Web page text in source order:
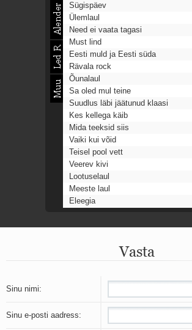
Sügispäev
Ülemlaul
Need ei vaata tagasi
Must lind
Eesti muld ja Eesti süda
Rävala rock
Õunalaul
Sa oled mul teine
Suudlus läbi jäätunud klaasi
Kes kellega käib
Mida teeksid siis
Vaiki kui võid
Teisel pool vett
Veerev kivi
Lootuselaul
Meeste laul
Eleegia
Ahtumine
Mu isamaa on minu arm
Ih-ih-hii ja ah-ah-haa
Päikeselapsed
Vasta
Sinu nimi:
Sinu e-posti aadress: